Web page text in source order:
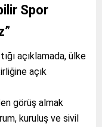
Spor
açıklamada, ülke
açık
görüş almak
kuruluş ve sivil